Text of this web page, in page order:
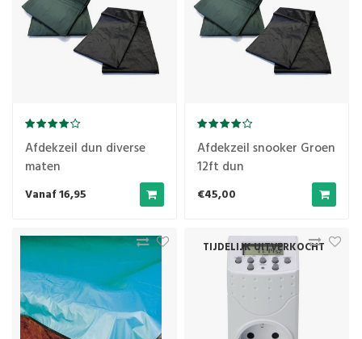
Afdekzeil dun diverse
maten
Vanaf 16,95
Afdekzeil snooker Groen
12ft dun
€45,00
TIJDELIJK UITVERKOCHT